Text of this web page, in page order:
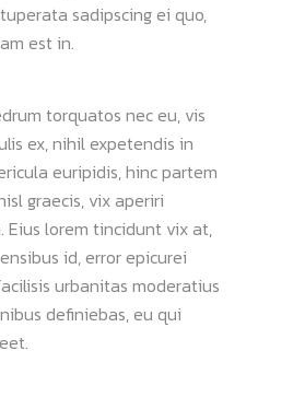
sadipscing ei quo,
est in.
torquatos nec eu, vis
ex, nihil expetendis in
euripidis, hinc partem
graecis, vix aperiri
Eius lorem tincidunt vix at,
id, error epicurei
urbanitas moderatius
definiebas, eu qui